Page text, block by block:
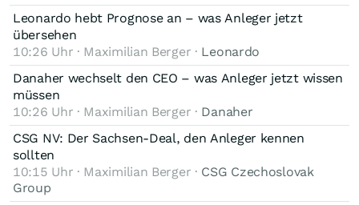
Leonardo hebt Prognose an – was Anleger jetzt
übersehen
10:26 Uhr · Maximilian Berger · Leonardo
Danaher wechselt den CEO – was Anleger jetzt wissen
müssen
10:26 Uhr · Maximilian Berger · Danaher
CSG NV: Der Sachsen-Deal, den Anleger kennen
sollten
10:15 Uhr · Maximilian Berger · CSG Czechoslovak
Group